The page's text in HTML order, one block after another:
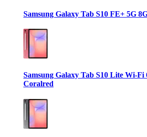
Samsung Galaxy Tab S10 FE+ 5G
Samsung Galaxy Tab S10 Lite Wi-Fi
Coralred